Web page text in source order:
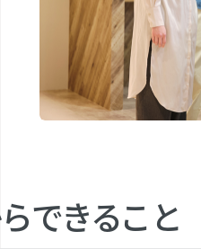
できること